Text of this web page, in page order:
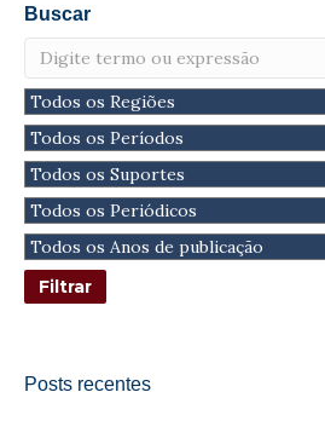
Buscar
Posts recentes